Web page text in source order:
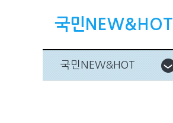
국민NEW&HOT
국민NEW&HOT